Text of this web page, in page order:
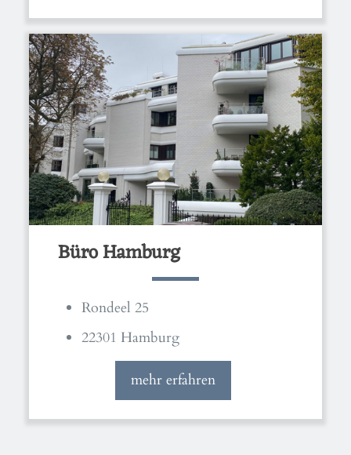
Büro Hamburg
Rondeel 25
22301 Hamburg
mehr erfahren